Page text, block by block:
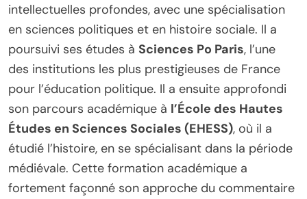
intellectuelles profondes, avec une spécialisation
en sciences politiques et en histoire sociale. Il a
poursuivi ses études à Sciences Po Paris, l’une
des institutions les plus prestigieuses de France
pour l’éducation politique. Il a ensuite approfondi
son parcours académique à l’École des Hautes
Études en Sciences Sociales (EHESS), où il a
étudié l’histoire, en se spécialisant dans la période
médiévale. Cette formation académique a
fortement façonné son approche du commentaire